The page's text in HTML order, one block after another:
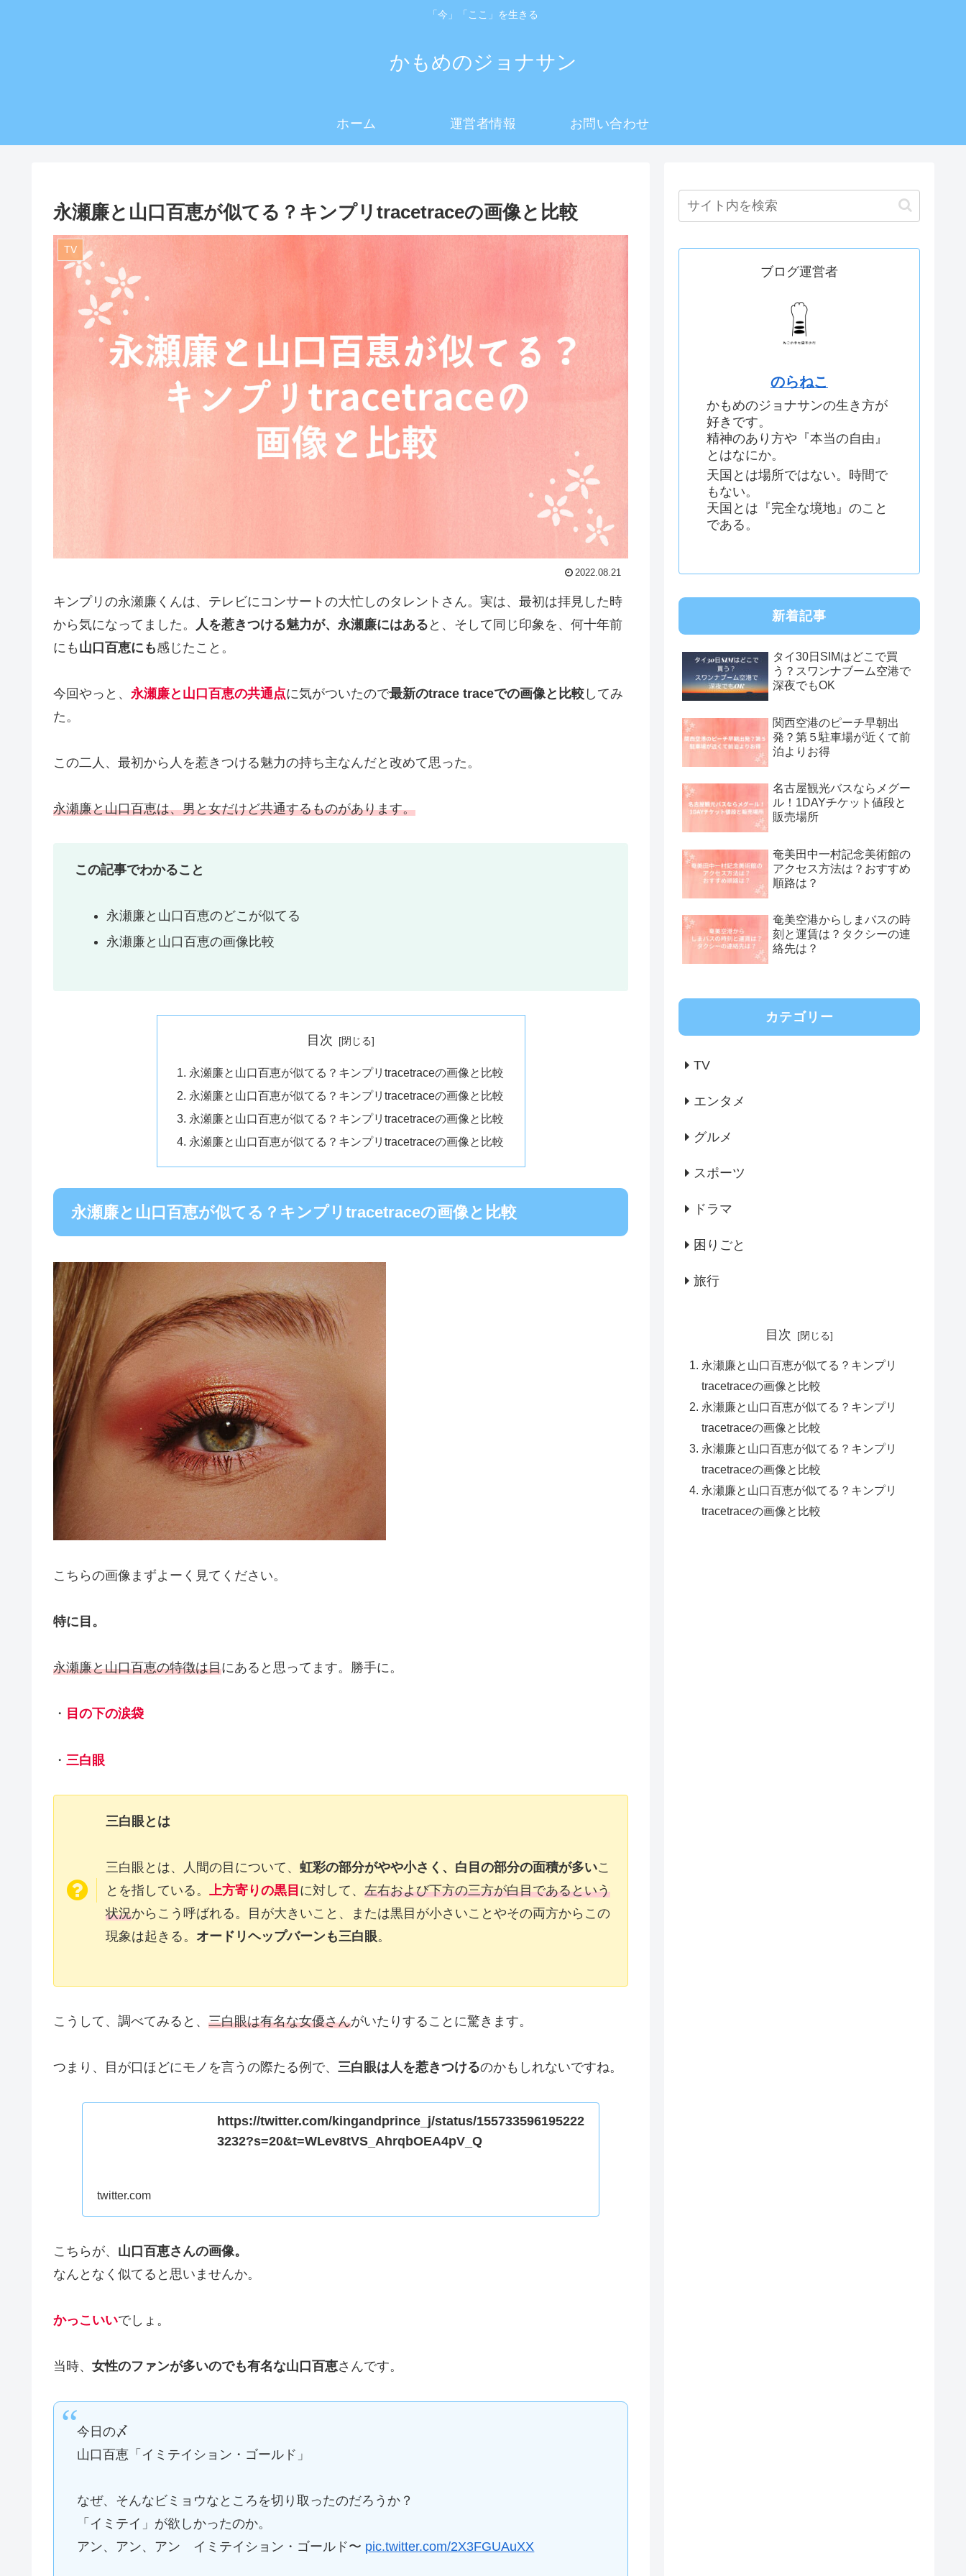
「今」「ここ」を生きる
かもめのジョナサン
ホーム 運営者情報 お問い合わせ
永瀬廉と山口百恵が似てる？キンプリtracetraceの画像と比較
TV
2022.08.21
キンプリの永瀬廉くんは、テレビにコンサートの大忙しのタレントさん。実は、最初は拝見した時
から気になってました。
人を惹きつける魅力が、永瀬廉にはある と、そして同じ印象を、何十年前
にも 山口百恵にも感じたこと。
今回やっと、 永瀬廉と山口百恵の共通点に気がついたので最新のtrace traceでの画像と比較 してみ
た。
この二人、最初から人を惹きつける魅力の持ち主なんだと改めて思った。
永瀬廉と山口百恵は、男と女だけど共通するものがあります。
この記事でわかること
永瀬廉と山口百恵のどこが似てる
永瀬廉と山口百恵の画像比較
目次
永瀬廉と山口百恵が似てる？キンプリtracetraceの画像と比較
永瀬廉と山口百恵が似てる？キンプリtracetraceの画像と比較
永瀬廉と山口百恵が似てる？キンプリtracetraceの画像と比較
永瀬廉と山口百恵が似てる？キンプリtracetraceの画像と比較
永瀬廉と山口百恵が似てる？キンプリtracetraceの画像と比較
こちらの画像まずよーく見てください。
特に目。
永瀬廉と山口百恵の特徴は目にあると思ってます。勝手に。
・ 目の下の涙袋
・ 三白眼
三白眼とは
三白眼とは、人間の目について、 虹彩の部分がやや小さく、白目の部分の面積が多いこ
とを指している。 上方寄りの黒目 に対して、 左右および下方の三方が白目であるという
状況からこう呼ばれる。目が大きいこと、または黒目が小さいことやその両方からこの
現象は起きる。 オードリヘップバーンも三白眼。
こうして、調べてみると、 三白眼は有名な女優さんがいたりすることに驚きます。
つまり、目が口ほどにモノを言うの際たる例で、 三白眼は人を惹きつけるのかもしれないですね。
https://twitter.com/kingandprince_j/status/155733596195222
3232?s=20&t=WLev8tVS_AhrqbOEA4pV_Q
twitter.com
こちらが、 山口百恵さんの画像。
なんとなく似てると思いませんか。
かっこいいでしょ。
当時、 女性のファンが多いのでも有名な山口百恵さんです。
今日の〆
山口百恵「イミテイション・ゴールド」
なぜ、そんなビミョウなところを切り取ったのだろうか？
「イミテイ」が欲しかったのか。
アン、アン、アン イミテイション・ゴールド〜 pic.twitter.com/2X3FGUAuXX
ブログ運営者
のらねこ
かもめのジョナサンの生き方が
好きです。
精神のあり方や『本当の自由』
とはなにか。
天国とは場所ではない。時間で
もない。
天国とは『完全な境地』のこと
である。
新着記事
タイ30日SIMはどこで買
う？スワンナブーム空港で
深夜でもOK
関西空港のピーチ早朝出
発？第５駐車場が近くて前
泊よりお得
名古屋観光バスならメグー
ル！1DAYチケット値段と
販売場所
奄美田中一村記念美術館の
アクセス方法は？おすすめ
順路は？
奄美空港からしまバスの時
刻と運賃は？タクシーの連
絡先は？
カテゴリー
TV
エンタメ
グルメ
スポーツ
ドラマ
困りごと
旅行
目次
永瀬廉と山口百恵が似てる？キンプリ
tracetraceの画像と比較
永瀬廉と山口百恵が似てる？キンプリ
tracetraceの画像と比較
永瀬廉と山口百恵が似てる？キンプリ
tracetraceの画像と比較
永瀬廉と山口百恵が似てる？キンプリ
tracetraceの画像と比較